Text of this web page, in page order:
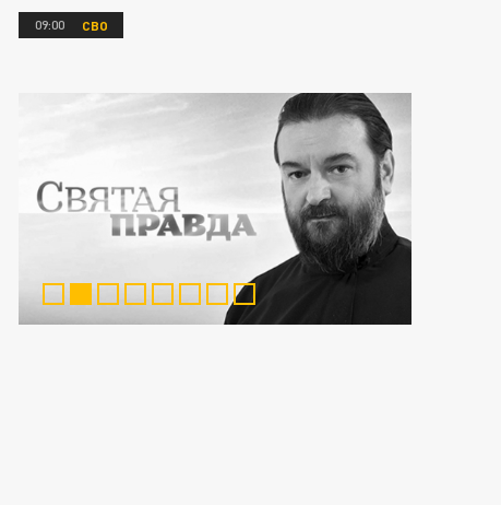
09:00 СВО